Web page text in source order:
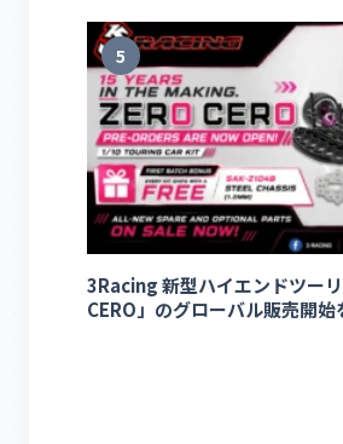
5
3Racing 新型ハイエンドツー
CERO」のグローバル販売開始